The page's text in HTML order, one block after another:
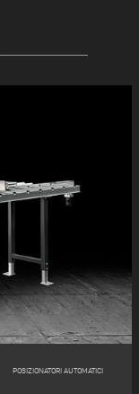
POSIZIONATORI AUTOMATICI